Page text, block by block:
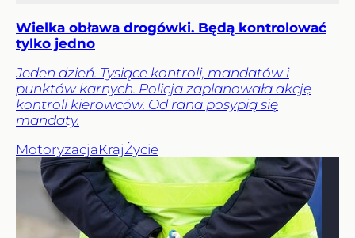
Wielka obława drogówki. Będą kontrolować
tylko jedno
Jeden dzień. Tysiące kontroli, mandatów i
punktów karnych. Policja zaplanowała akcję
kontroli kierowców. Od rana posypią się
mandaty.
MotoryzacjaKrajŻycie